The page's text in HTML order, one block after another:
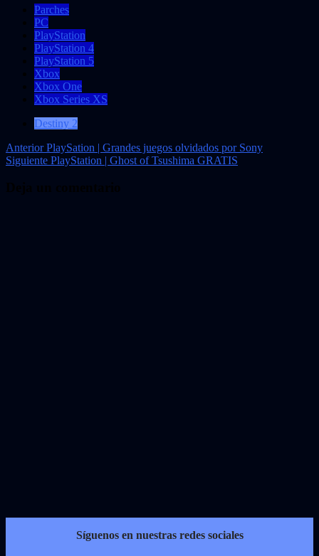
Parches
PC
PlayStation
PlayStation 4
PlayStation 5
Xbox
Xbox One
Xbox Series XS
Destiny 2
Navegación
de
AnteriorPlaySation | Grandes juegos olvidados por Sony
Siguiente PlayStation | Ghost of Tsushima GRATIS
Síguenos en nuestras redes sociales